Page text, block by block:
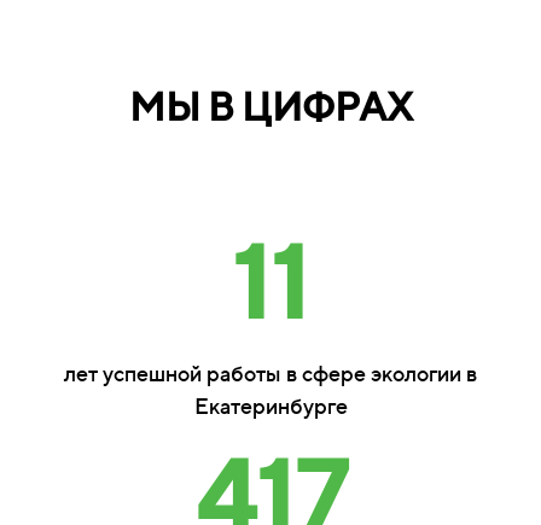
МЫ В ЦИФРАХ
11
лет успешной работы в сфере экологии в
Екатеринбурге
417